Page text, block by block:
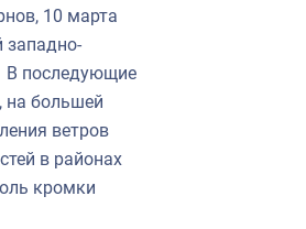
10 марта
западно-
В последующие
на большей
ветров
в районах
кромки